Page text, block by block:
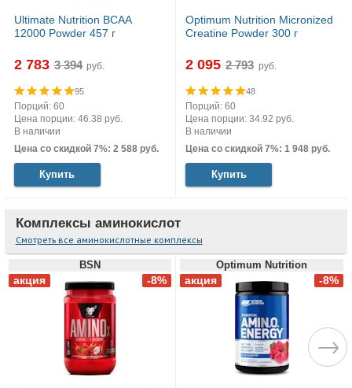
Ultimate Nutrition BCAA
12000 Powder 457 г
2 783 руб.
95
Порций: 60
Цена порции: 46.38 руб.
В наличии
Цена со скидкой 7%: 2 588 руб.
Купить
Optimum Nutrition Micronized
Creatine Powder 300 г
2 095 руб.
48
Порций: 60
Цена порции: 34.92 руб.
В наличии
Цена со скидкой 7%: 1 948 руб.
Купить
Комплексы аминокислот
Смотреть все аминокислотные комплексы
BSN Optimum Nutrition